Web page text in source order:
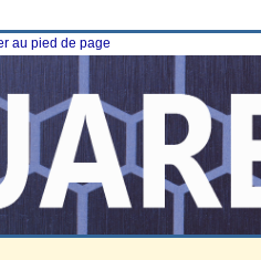
au pied de page